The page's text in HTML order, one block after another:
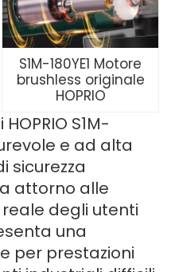
S1M-180YE1 Motore
brushless originale
HOPRIO
S1M-
e ad alta
sicurezza
attorno alle
degli utenti
una
per prestazioni